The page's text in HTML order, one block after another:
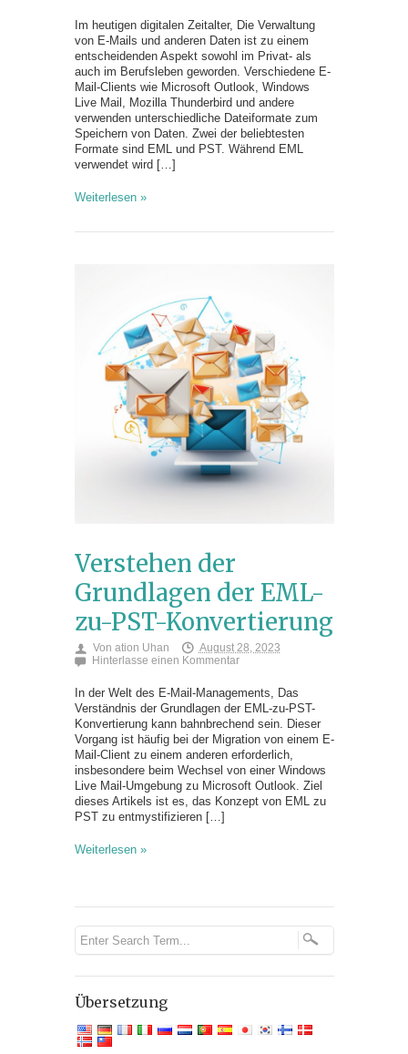
Im heutigen digitalen Zeitalter, Die Verwaltung
von E-Mails und anderen Daten ist zu einem
entscheidenden Aspekt sowohl im Privat- als
auch im Berufsleben geworden. Verschiedene E-
Mail-Clients wie Microsoft Outlook, Windows
Live Mail, Mozilla Thunderbird und andere
verwenden unterschiedliche Dateiformate zum
Speichern von Daten. Zwei der beliebtesten
Formate sind EML und PST. Während EML
verwendet wird […]
Weiterlesen »
Verstehen der
Grundlagen der EML-
zu-PST-Konvertierung
Von ation Uhan
August 28, 2023
Hinterlasse einen Kommentar
In der Welt des E-Mail-Managements, Das
Verständnis der Grundlagen der EML-zu-PST-
Konvertierung kann bahnbrechend sein. Dieser
Vorgang ist häufig bei der Migration von einem E-
Mail-Client zu einem anderen erforderlich,
insbesondere beim Wechsel von einer Windows
Live Mail-Umgebung zu Microsoft Outlook. Ziel
dieses Artikels ist es, das Konzept von EML zu
PST zu entmystifizieren […]
Weiterlesen »
Übersetzung